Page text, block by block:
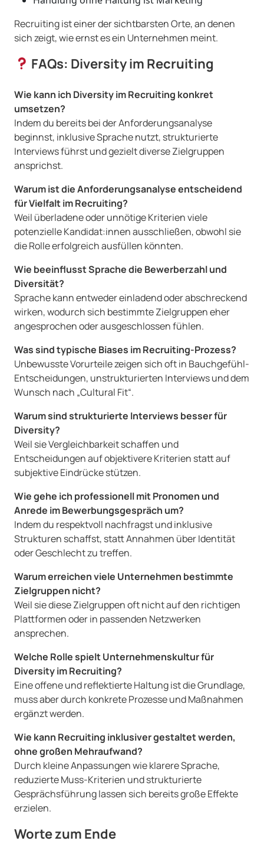
Recruiting ist einer der sichtbarsten Orte, an denen
sich zeigt, wie ernst es ein Unternehmen meint.
FAQs: Diversity im Recruiting
Wie kann ich Diversity im Recruiting konkret
umsetzen?
Indem du bereits bei der Anforderungsanalyse
beginnst, inklusive Sprache nutzt, strukturierte
Interviews führst und gezielt diverse Zielgruppen
ansprichst.
Warum ist die Anforderungsanalyse entscheidend
für Vielfalt im Recruiting?
Weil überladene oder unnötige Kriterien viele
potenzielle Kandidat:innen ausschließen, obwohl sie
die Rolle erfolgreich ausfüllen könnten.
Wie beeinflusst Sprache die Bewerberzahl und
Diversität?
Sprache kann entweder einladend oder abschreckend
wirken, wodurch sich bestimmte Zielgruppen eher
angesprochen oder ausgeschlossen fühlen.
Was sind typische Biases im Recruiting-Prozess?
Unbewusste Vorurteile zeigen sich oft in Bauchgefühl-
Entscheidungen, unstrukturierten Interviews und dem
Wunsch nach „Cultural Fit“.
Warum sind strukturierte Interviews besser für
Diversity?
Weil sie Vergleichbarkeit schaffen und
Entscheidungen auf objektivere Kriterien statt auf
subjektive Eindrücke stützen.
Wie gehe ich professionell mit Pronomen und
Anrede im Bewerbungsgespräch um?
Indem du respektvoll nachfragst und inklusive
Strukturen schaffst, statt Annahmen über Identität
oder Geschlecht zu treffen.
Warum erreichen viele Unternehmen bestimmte
Zielgruppen nicht?
Weil sie diese Zielgruppen oft nicht auf den richtigen
Plattformen oder in passenden Netzwerken
ansprechen.
Welche Rolle spielt Unternehmenskultur für
Diversity im Recruiting?
Eine offene und reflektierte Haltung ist die Grundlage,
muss aber durch konkrete Prozesse und Maßnahmen
ergänzt werden.
Wie kann Recruiting inklusiver gestaltet werden,
ohne großen Mehraufwand?
Durch kleine Anpassungen wie klarere Sprache,
reduzierte Muss-Kriterien und strukturierte
Gesprächsführung lassen sich bereits große Effekte
erzielen.
Worte zum Ende